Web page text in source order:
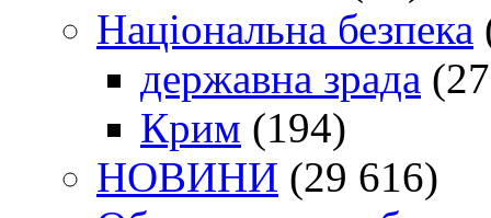
Національна безпека
державна зрада
Крим (194)
НОВИНИ (29 616)